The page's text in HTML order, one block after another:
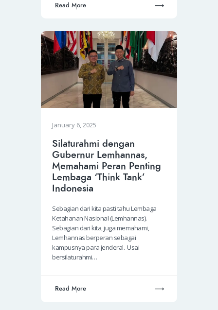
Read More
January 6, 2025
Silaturahmi dengan
Gubernur Lemhannas,
Memahami Peran Penting
Lembaga ‘Think Tank’
Indonesia
Sebagian dari kita pasti tahu Lembaga
Ketahanan Nasional (Lemhannas).
Sebagian dari kita, juga memahami,
Lemhannas berperan sebagai
kampusnya para jenderal. Usai
bersilaturahmi…
Read More